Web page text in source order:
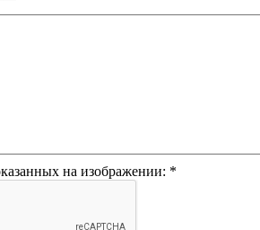
на изображении: *